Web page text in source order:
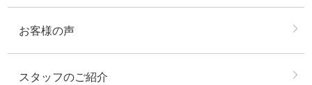
お客様の声
スタッフのご紹介